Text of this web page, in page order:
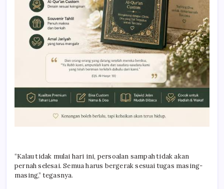
“Kalau tidak mulai hari ini, persoalan sampah tidak akan
pernah selesai. Semua harus bergerak sesuai tugas masing-
masing,” tegasnya.